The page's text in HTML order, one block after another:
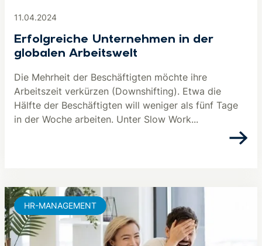
11.04.2024
Erfolgreiche Unternehmen in der
globalen Arbeitswelt
Die Mehrheit der Beschäftigten möchte ihre
Arbeitszeit verkürzen (Downshifting). Etwa die
Hälfte der Beschäftigten will weniger als fünf Tage
in der Woche arbeiten. Unter Slow Work...
HR-MANAGEMENT